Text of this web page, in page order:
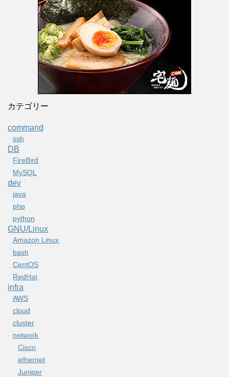
カテゴリー
command
ssh
DB
FireBird
MySQL
dev
java
php
python
GNU/Linux
Amazon Linux
bash
CentOS
RedHat
infra
AWS
cloud
cluster
network
Cisco
ethernet
Juniper